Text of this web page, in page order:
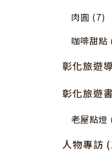
肉圓 (7)
咖啡甜點
彰化旅遊
彰化旅遊
老屋點燈
人物專訪